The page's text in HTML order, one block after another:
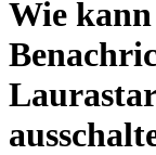
Wie